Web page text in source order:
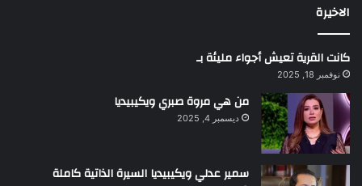
الاخيرة
كانت القرية تعيش أجواء مليئة بـ
نوفمبر 18, 2025
من هي مروة صبري ويكيبيديا
ديسمبر 4, 2025
سمير عدلي ويكيبيديا السيرة الذاتية كاملة